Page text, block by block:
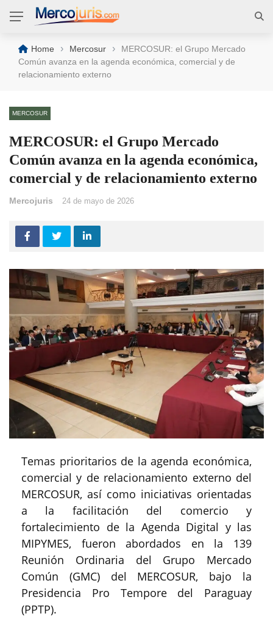
Home › Mercosur ›
MERCOSUR: el Grupo Mercado
Común avanza en la agenda económica, comercial y de
relacionamiento externo
MERCOSUR
MERCOSUR: el Grupo Mercado
Común avanza en la agenda económica,
comercial y de relacionamiento externo
Mercojuris 24 de mayo de 2026
Temas prioritarios de la agenda económica,
comercial y de relacionamiento externo del
MERCOSUR, así como iniciativas orientadas
a la facilitación del comercio y
fortalecimiento de la Agenda Digital y las
MIPYMES, fueron abordados en la 139
Reunión Ordinaria del Grupo Mercado
Común (GMC) del MERCOSUR, bajo la
Presidencia Pro Tempore del Paraguay
(PPTP).